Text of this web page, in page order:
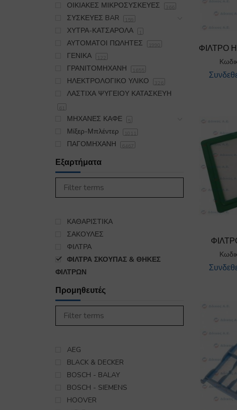
ΟΙΚΙΑΚΕΣ ΜΙΚΡΟΣΥΣΚΕΥΕΣ 366
ΣΥΣΚΕΥΕΣ BAR 159
ΧΥΤΡΑ-ΚΑΤΣΑΡΟΛΑ 1
ΑΥΤΟΜΑΤΟΙ ΠΩΛΗΤΕΣ 1990
ΓΕΝΙΚΑ 122
ΓΡΑΝΙΤΟΜΗΧΑΝΗ 1655
ΗΛΕΚΤΡΟΛΟΓΙΚΟ ΥΛΙΚΟ 326
ΛΑΣΤΙΧΑ ΨΥΓΕΙΟΥ ΚΑΤΑΣΚΕΥΗ
61
ΜΗΧΑΝΕΣ ΚΑΦΕ 5
Μίξερ-Μπλέντερ 1011
ΠΑΓΟΜΗΧΑΝΗ 6467
ΠΛΥΝΤΗΡΙΟ
ΣΙΔΕΡΩΤΗΡΙΟ
985
ΨΥΞΗ-ΘΕΡΜΑΝΣΗ
ΕΞΑΡΤΗΜΑΤΑ ΣΥΝΔΕΣΗΣ
ΥΓΡΑΕΡΙΟΥ-GAS
Εξαρτήματα
ΚΑΘΑΡΙΣΤΙΚΑ
ΣΑΚΟΥΛΕΣ
ΦΙΛΤΡΑ
ΦΙΛΤΡΑ ΣΚΟΥΠΑΣ & ΘΗΚΕΣ
ΦΙΛΤΡΩΝ
Προμηθευτές
AEG
BLACK & DECKER
BOSCH - BALAY
BOSCH - SIEMENS
HOOVER
ΦΙΛΤΡΟ